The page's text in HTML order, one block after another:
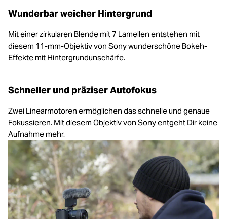
Wunderbar weicher Hintergrund
Mit einer zirkularen Blende mit 7 Lamellen entstehen mit
diesem 11-mm-Objektiv von Sony wunderschöne Bokeh-
Effekte mit Hintergrundunschärfe.
Schneller und präziser Autofokus
Zwei Linearmotoren ermöglichen das schnelle und genaue
Fokussieren. Mit diesem Objektiv von Sony entgeht Dir keine
Aufnahme mehr.